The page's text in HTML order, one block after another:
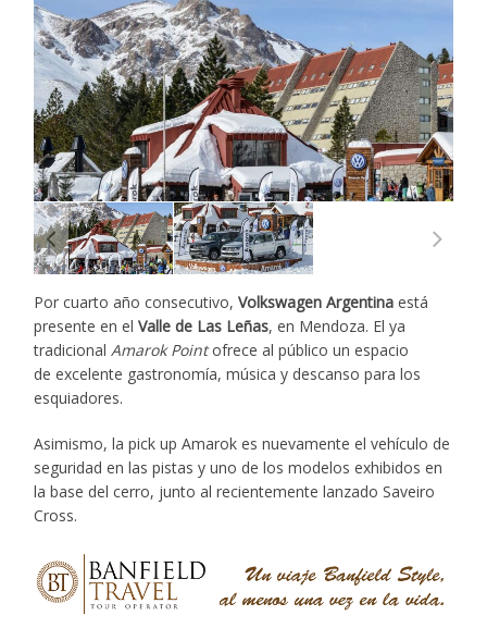
Por cuarto año consecutivo,Volkswagen Argentina está
presente en elValle de Las Leñas, en Mendoza. El ya
tradicionalAmarok Pointofrece al público un espacio
de excelente gastronomía, música y descanso para los
esquiadores.
Asimismo, la pick up Amarok es nuevamente el vehículo de
seguridad en las pistas y uno de los modelos exhibidos en
la base del cerro, junto al recientemente lanzado Saveiro
Cross.